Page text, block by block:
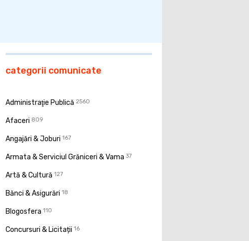
categorii comunicate
Administraţie Publică 2560
Afaceri 809
Angajări & Joburi 167
Armata & Serviciul Grăniceri & Vama 37
Artă & Cultură 127
Bănci & Asigurări 18
Blogosfera 110
Concursuri & Licitații 16